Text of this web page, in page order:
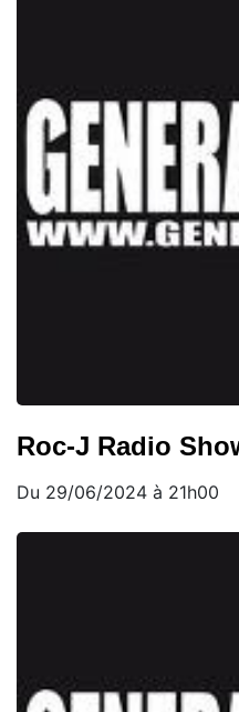
Roc-J Radio
Du 29/06/2024 à 21h00